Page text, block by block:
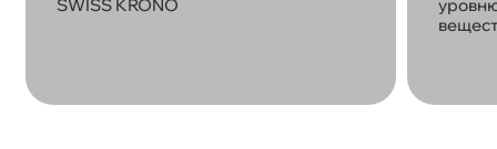
SWISS KRONO